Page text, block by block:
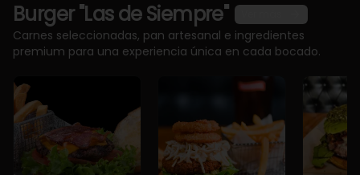
Burger "Las de Siempre"
Carnes seleccionadas, pan artesanal e ingredientes
premium para una experiencia única en cada bocado.